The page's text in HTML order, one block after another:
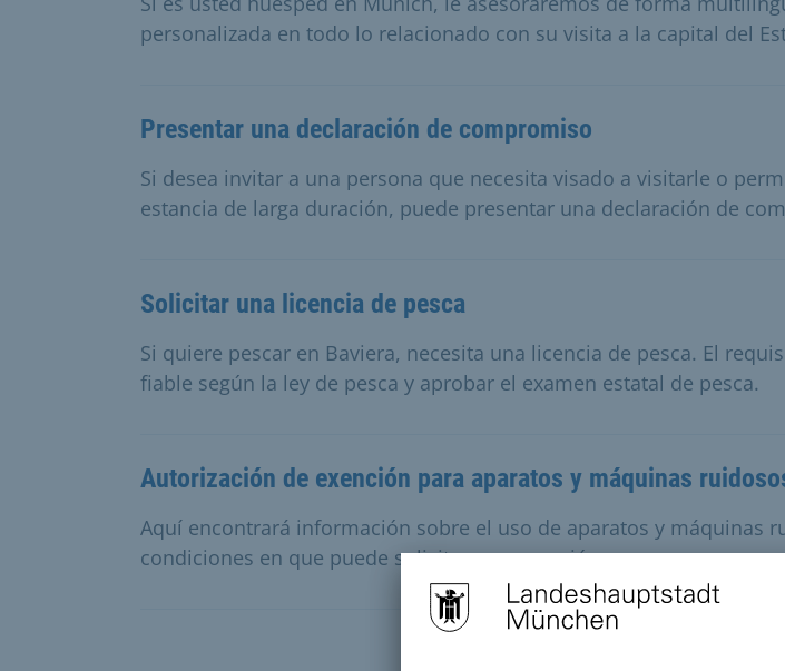
personalizada en todo lo relacionado con su visita a la capital del
Presentar una declaración de compromiso
Si desea invitar a una persona que necesita visado a visitarle o
estancia de larga duración, puede presentar una declaración de
Solicitar una licencia de pesca
Si quiere pescar en Baviera, necesita una licencia de pesca. El
fiable según la ley de pesca y aprobar el examen estatal de pesca.
Autorización de exención para aparatos y máquinas
Aquí encontrará información sobre el uso de aparatos y máquinas
condiciones en que puede solicitar una exención.